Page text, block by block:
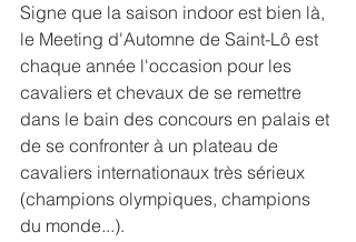
Signe que la saison indoor est bien là,
le Meeting d'Automne de Saint-Lô est
chaque année l'occasion pour les
cavaliers et chevaux de se remettre
dans le bain des concours en palais et
de se confronter à un plateau de
cavaliers internationaux très sérieux
(champions olympiques, champions
du monde...).